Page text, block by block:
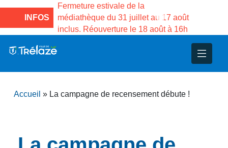
INFOS
estivale de la
du 31 juillet au 17 août
le 18 août à 16h
Fermeture estivale de la Maison
Services publics Vasco de Gama
3 au 21 août
Projets
Accueil » La campagne de recensement débute !